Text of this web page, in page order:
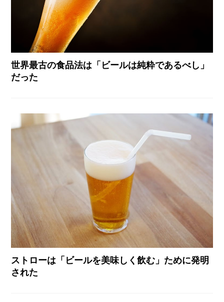
世界最古の食品法は「ビールは純粋であるべし」
だった
ストローは「ビールを美味しく飲む」ために発明
された